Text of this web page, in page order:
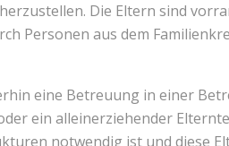
Die Eltern sind
Personen aus dem
eine Betreuung in einer
ein alleinerziehender
notwendig ist und diese